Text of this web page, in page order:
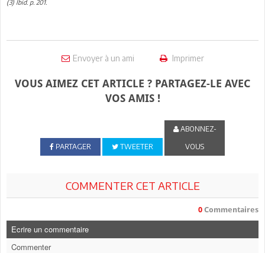
(3) Ibid. p. 201.
Envoyer à un ami Imprimer
VOUS AIMEZ CET ARTICLE ? PARTAGEZ-LE AVEC
VOS AMIS !
PARTAGER TWEETER
ABONNEZ-
VOUS
COMMENTER CET ARTICLE
0 Commentaires
Ecrire un commentaire
Commenter